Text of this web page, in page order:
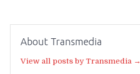
About Transmedia
View all posts by Transmedia →